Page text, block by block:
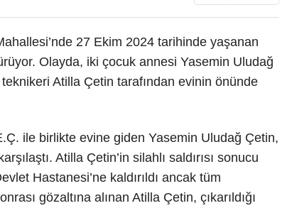
27 Ekim 2024 tarihinde yaşanan
Olayda, iki çocuk annesi Yasemin Uludağ
Atilla Çetin tarafından evinin önünde
ile birlikte evine giden Yasemin Uludağ Çetin,
Atilla Çetin’in silahlı saldırısı sonucu
Hastanesi’ne kaldırıldı ancak tüm
gözaltına alınan Atilla Çetin, çıkarıldığı